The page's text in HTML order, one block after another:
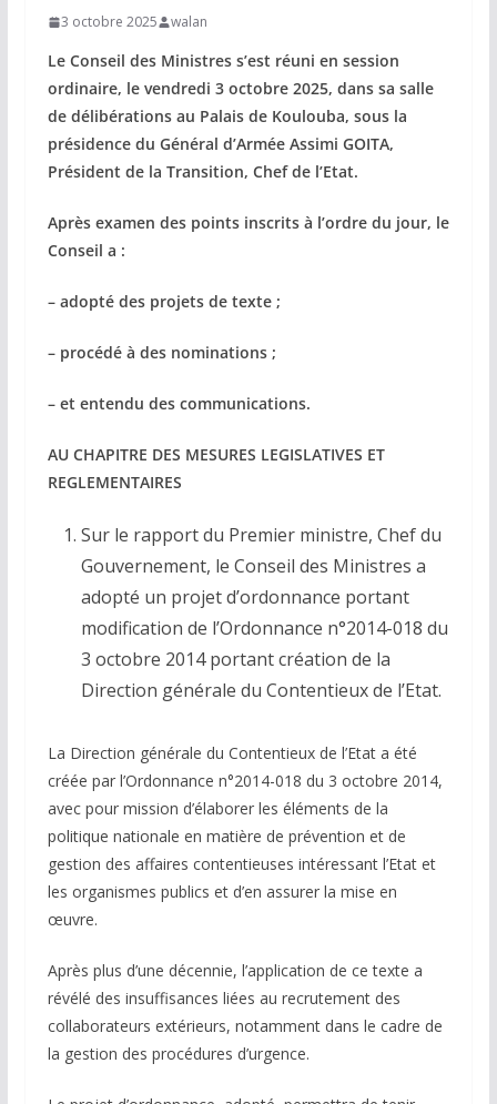
3 octobre 2025 walan
Le Conseil des Ministres s’est réuni en session
ordinaire, le vendredi 3 octobre 2025, dans sa salle
de délibérations au Palais de Koulouba, sous la
présidence du Général d’Armée Assimi GOITA,
Président de la Transition, Chef de l’Etat.
Après examen des points inscrits à l’ordre du jour, le
Conseil a :
– adopté des projets de texte ;
– procédé à des nominations ;
– et entendu des communications.
AU CHAPITRE DES MESURES LEGISLATIVES ET
REGLEMENTAIRES
Sur le rapport du Premier ministre, Chef du
Gouvernement, le Conseil des Ministres a
adopté un projet d’ordonnance portant
modification de l’Ordonnance n°2014-018 du
3 octobre 2014 portant création de la
Direction générale du Contentieux de l’Etat.
La Direction générale du Contentieux de l’Etat a été
créée par l’Ordonnance n°2014-018 du 3 octobre 2014,
avec pour mission d’élaborer les éléments de la
politique nationale en matière de prévention et de
gestion des affaires contentieuses intéressant l’Etat et
les organismes publics et d’en assurer la mise en
œuvre.
Après plus d’une décennie, l’application de ce texte a
révélé des insuffisances liées au recrutement des
collaborateurs extérieurs, notamment dans le cadre de
la gestion des procédures d’urgence.